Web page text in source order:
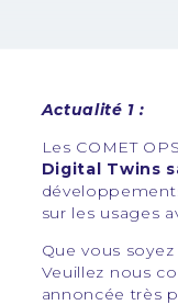
Actualité 1 :
Les COMET
Digital Twins
sur les usages
Que vous
Veuillez nous
annoncée très